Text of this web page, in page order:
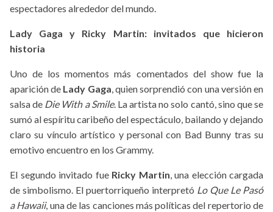
espectadores alrededor del mundo.
Lady Gaga y Ricky Martin: invitados que hicieron
historia
Uno de los momentos más comentados del show fue la
aparición de Lady Gaga, quien sorprendió con una versión en
salsa de Die With a Smile. La artista no solo cantó, sino que se
sumó al espíritu caribeño del espectáculo, bailando y dejando
claro su vínculo artístico y personal con Bad Bunny tras su
emotivo encuentro en los Grammy.
El segundo invitado fue Ricky Martin, una elección cargada
de simbolismo. El puertorriqueño interpretó Lo Que Le Pasó
a Hawaii, una de las canciones más políticas del repertorio de